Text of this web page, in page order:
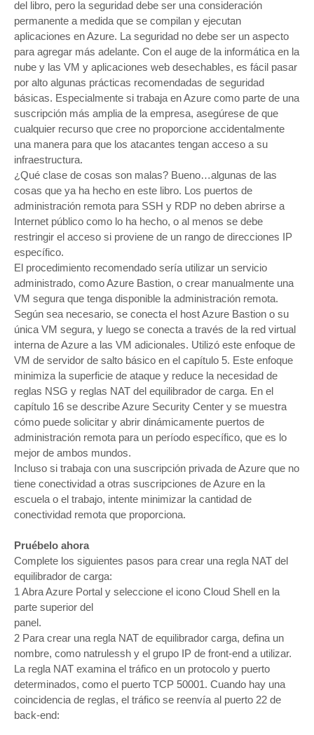
del libro, pero la seguridad debe ser una consideración
permanente a medida que se compilan y ejecutan
aplicaciones en Azure. La seguridad no debe ser un aspecto
para agregar más adelante. Con el auge de la informática en la
nube y las VM y aplicaciones web desechables, es fácil pasar
por alto algunas prácticas recomendadas de seguridad
básicas. Especialmente si trabaja en Azure como parte de una
suscripción más amplia de la empresa, asegúrese de que
cualquier recurso que cree no proporcione accidentalmente
una manera para que los atacantes tengan acceso a su
infraestructura.
¿Qué clase de cosas son malas? Bueno…algunas de las
cosas que ya ha hecho en este libro. Los puertos de
administración remota para SSH y RDP no deben abrirse a
Internet público como lo ha hecho, o al menos se debe
restringir el acceso si proviene de un rango de direcciones IP
específico.
El procedimiento recomendado sería utilizar un servicio
administrado, como Azure Bastion, o crear manualmente una
VM segura que tenga disponible la administración remota.
Según sea necesario, se conecta el host Azure Bastion o su
única VM segura, y luego se conecta a través de la red virtual
interna de Azure a las VM adicionales. Utilizó este enfoque de
VM de servidor de salto básico en el capítulo 5. Este enfoque
minimiza la superficie de ataque y reduce la necesidad de
reglas NSG y reglas NAT del equilibrador de carga. En el
capítulo 16 se describe Azure Security Center y se muestra
cómo puede solicitar y abrir dinámicamente puertos de
administración remota para un período específico, que es lo
mejor de ambos mundos.
Incluso si trabaja con una suscripción privada de Azure que no
tiene conectividad a otras suscripciones de Azure en la
escuela o el trabajo, intente minimizar la cantidad de
conectividad remota que proporciona.
Pruébelo ahora
Complete los siguientes pasos para crear una regla NAT del
equilibrador de carga:
1 Abra Azure Portal y seleccione el icono Cloud Shell en la
parte superior del
panel.
2 Para crear una regla NAT de equilibrador carga, defina un
nombre, como natrulessh y el grupo IP de front-end a utilizar.
La regla NAT examina el tráfico en un protocolo y puerto
determinados, como el puerto TCP 50001. Cuando hay una
coincidencia de reglas, el tráfico se reenvía al puerto 22 de
back-end: